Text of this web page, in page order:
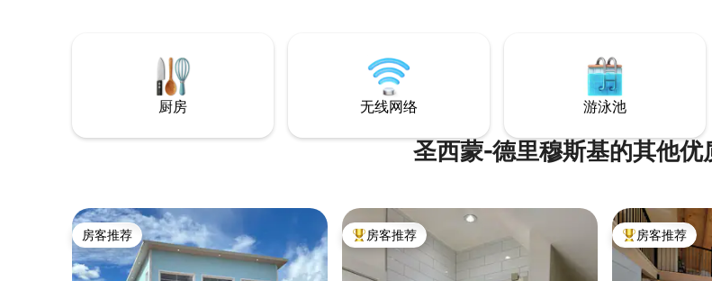
厨房 无线网络 游泳池
圣西蒙-德里穆斯基的其他优
房客推荐
房客推荐 热门「房客推荐」
房客推荐 热门「房客推
房客推荐